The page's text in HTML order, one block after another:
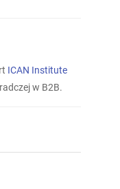
ICAN Institute
w B2B.